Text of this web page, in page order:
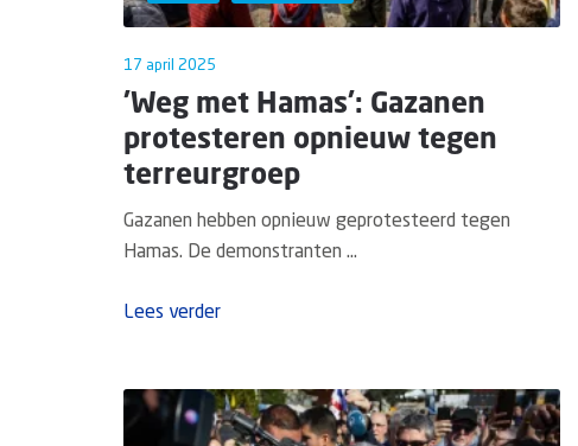
17 april 2025
'Weg met Hamas': Gazanen
protesteren opnieuw tegen
terreurgroep
Gazanen hebben opnieuw geprotesteerd tegen
Hamas. De demonstranten ...
Lees verder